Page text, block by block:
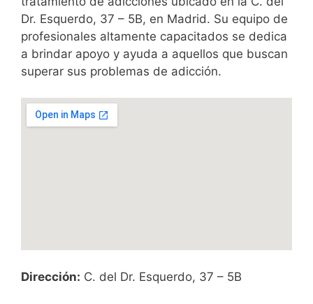
Dr. Esquerdo, 37 – 5B, en Madrid. Su equipo de
profesionales altamente capacitados se dedica
a brindar apoyo y ayuda a aquellos que buscan
superar sus problemas de adicción.
Dirección: C. del Dr. Esquerdo, 37 – 5B